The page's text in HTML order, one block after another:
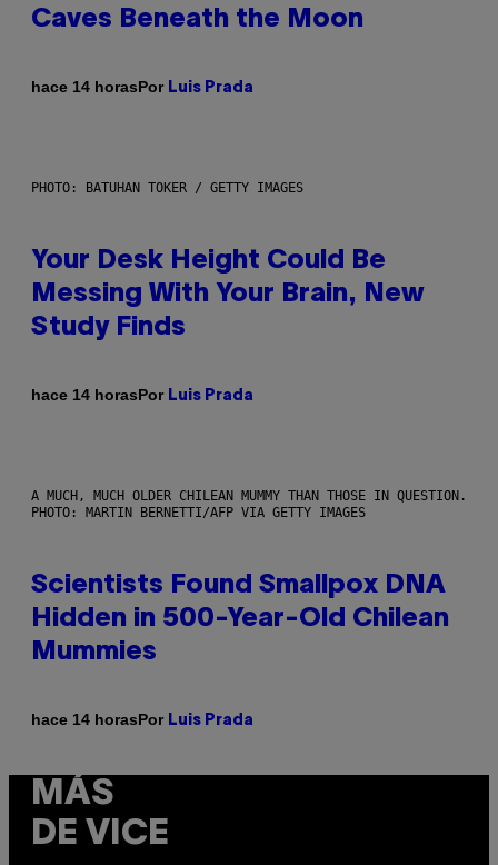
Caves Beneath the Moon
hace 14 horasPor Luis Prada
PHOTO: BATUHAN TOKER / GETTY IMAGES
Your Desk Height Could Be
Messing With Your Brain, New
Study Finds
hace 14 horasPor Luis Prada
A MUCH, MUCH OLDER CHILEAN MUMMY THAN THOSE IN QUESTION.
PHOTO: MARTIN BERNETTI/AFP VIA GETTY IMAGES
Scientists Found Smallpox DNA
Hidden in 500-Year-Old Chilean
Mummies
hace 14 horasPor Luis Prada
MÁS
DE VICE